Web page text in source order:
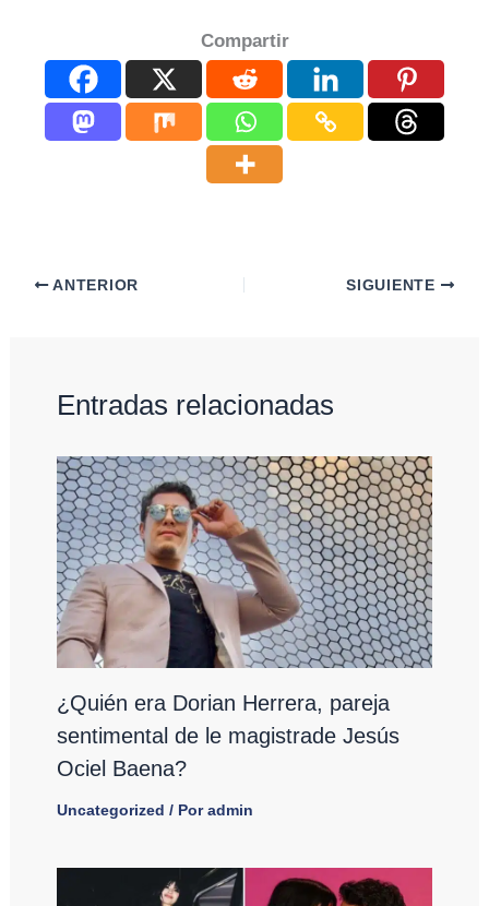
Compartir
ANTERIOR SIGUIENTE
Entradas relacionadas
¿Quién era Dorian Herrera, pareja
sentimental de le magistrade Jesús
Ociel Baena?
Uncategorized / Poradmin